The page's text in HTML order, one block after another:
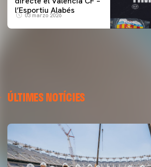
l’Esportiu Alabés
03 marzo 2026
ÚLTIMES NOTÍCIES